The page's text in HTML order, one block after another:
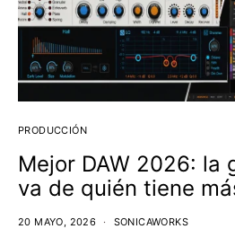
PRODUCCIÓN
Mejor DAW 2026: la
va de quién tiene
20 MAYO, 2026 SONICAWORKS